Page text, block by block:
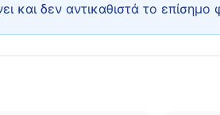
δεν αντικαθιστά το